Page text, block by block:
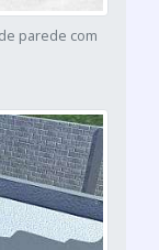
parede com